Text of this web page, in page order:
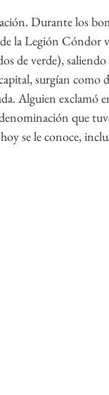
Durante los
la Legión Cóndor
de verde),
surgían como
Alguien exclamó
que
se le conoce,